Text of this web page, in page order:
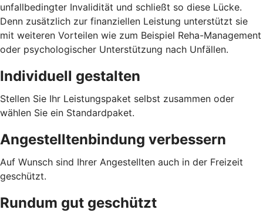
unfallbedingter Invalidität und schließt so diese Lücke.
Denn zusätzlich zur finanziellen Leistung unterstützt sie
mit weiteren Vorteilen wie zum Beispiel Reha-Management
oder psychologischer Unterstützung nach Unfällen.
Individuell gestalten
Stellen Sie Ihr Leistungspaket selbst zusammen oder
wählen Sie ein Standardpaket.
Angestelltenbindung verbessern
Auf Wunsch sind Ihrer Angestellten auch in der Freizeit
geschützt.
Rundum gut geschützt